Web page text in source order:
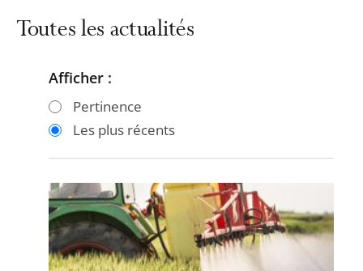
Toutes les actualités
Passer
filtres
après
Passer
filtres
avant
Afficher :
Pertinence
Les plus récents
Réglementation
de
l'usage
des